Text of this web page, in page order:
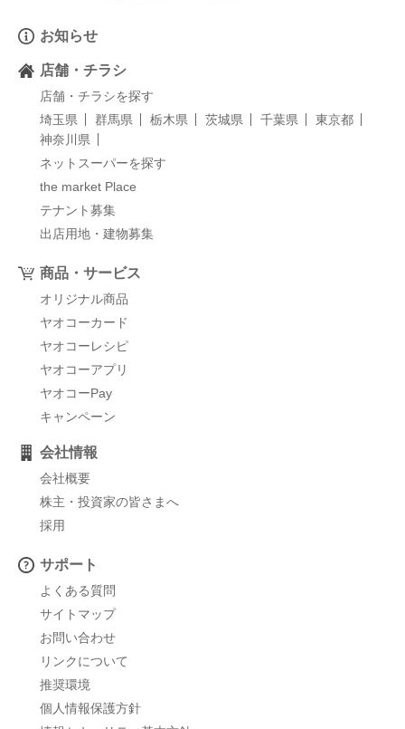
お知らせ
店舗・チラシ
店舗・チラシを探す
埼玉県
群馬県 栃木県 茨城県 千葉県
東京都
神奈川県
ネットスーパーを探す
the market Place
テナント募集
出店用地・建物募集
商品・サービス
オリジナル商品
ヤオコーカード
ヤオコーレシピ
ヤオコーアプリ
ヤオコーPay
キャンペーン
会社情報
会社概要
株主・投資家の皆さまへ
採用
サポート
よくある質問
サイトマップ
お問い合わせ
リンクについて
推奨環境
個人情報保護方針